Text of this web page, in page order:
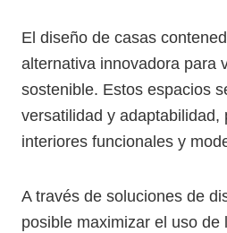
El diseño de casas
alternativa innovadora para
sostenible. Estos espacios
versatilidad y adaptabilidad,
interiores funcionales y
A través de soluciones de
posible maximizar el uso de